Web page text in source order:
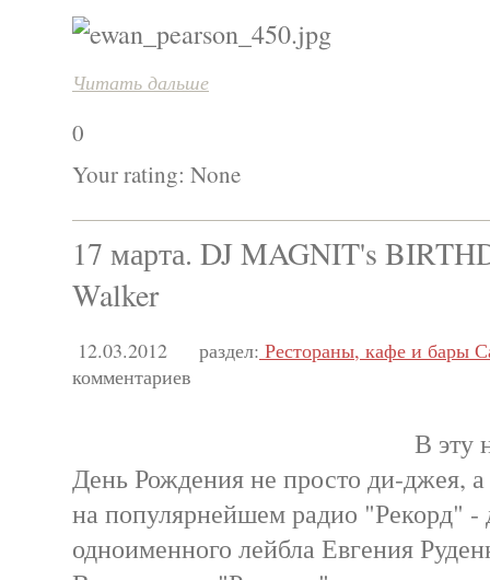
Читать дальше
0
Your rating: None
17 марта. DJ MAGNIT's
Walker
12.03.2012 раздел: Рестораны, кафе и бары
комментариев
В эту
День Рождения не просто ди-джея,
на популярнейшем радио "Рекорд" -
одноименного лейбла Евгения